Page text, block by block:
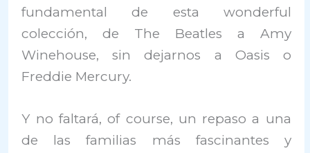
fundamental de esta wonderful
colección, de The Beatles a Amy
Winehouse, sin dejarnos a Oasis o
Freddie Mercury.
Y no faltará, of course, un repaso a una
de las familias más fascinantes y